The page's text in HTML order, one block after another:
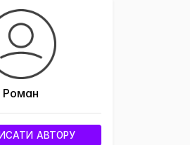
Роман
АВТОРУ